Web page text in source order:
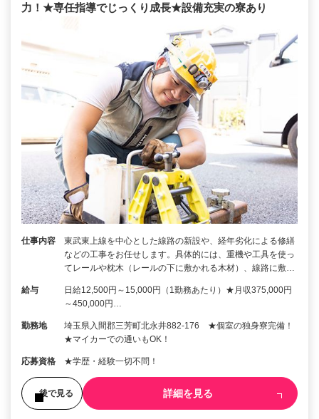
力！★専任指導でじっくり成長★設備充実の寮あり
仕事内容
東武東上線を中心とした線路の新設や、経年劣化による修繕
などの工事をお任せします。具体的には、重機や工具を使っ
てレールや枕木（レールの下に敷かれる木材）、線路に敷…
給与
日給12,500円～15,000円（1勤務あたり）★月収375,000円
～450,000円…
勤務地
埼玉県入間郡三芳町北永井882-176 ★個室の独身寮完備！
★マイカーでの通いもOK！
応募資格 ★学歴・経験一切不問！
後で見る 詳細を見る